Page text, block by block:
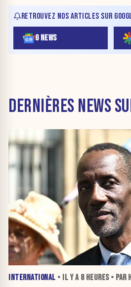
RETROUVEZ NOS ARTICLES SUR
G NEWS
DERNIÈRES NEWS
INTERNATIONAL • IL Y A 8 HEURES• PAR